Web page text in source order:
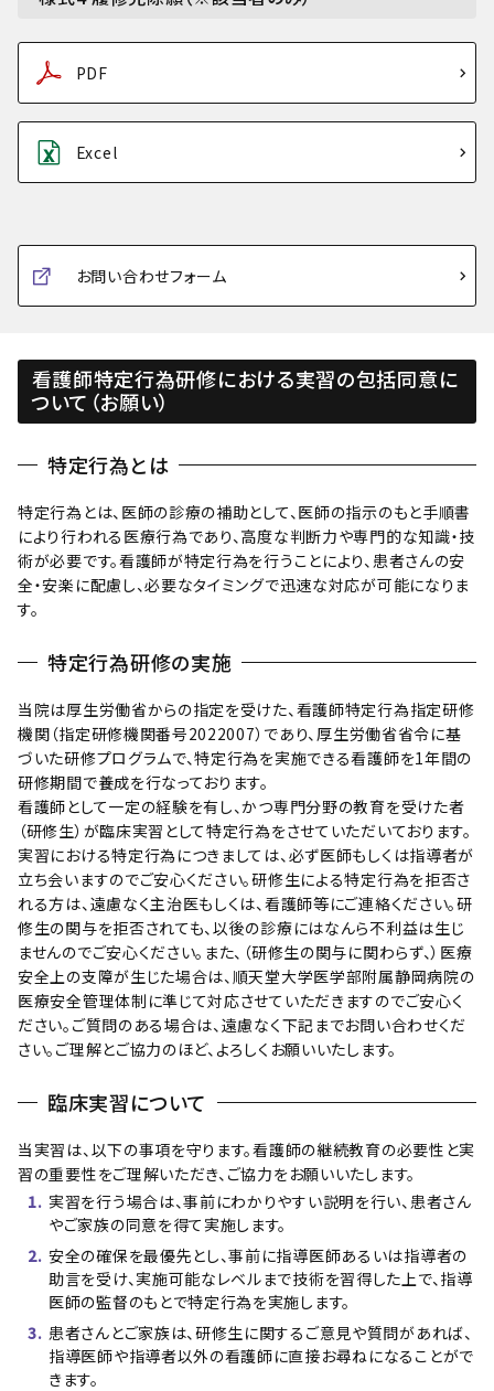
PDF
Excel
お問い合わせフォーム
看護師特定行為研修における実習の包括同意に
ついて（お願い）
特定行為とは
特定行為とは、医師の診療の補助として、医師の指示のもと手順書
により行われる医療行為であり、高度な判断力や専門的な知識・技
術が必要です。看護師が特定行為を行うことにより、患者さんの安
全・安楽に配慮し、必要なタイミングで迅速な対応が可能になりま
す。
特定行為研修の実施
当院は厚生労働省からの指定を受けた、看護師特定行為指定研修
機関（指定研修機関番号2022007）であり、厚生労働省省令に基
づいた研修プログラムで、特定行為を実施できる看護師を1年間の
研修期間で養成を行なっております。
看護師として一定の経験を有し、かつ専門分野の教育を受けた者
（研修生）が臨床実習として特定行為をさせていただいております。
実習における特定行為につきましては、必ず医師もしくは指導者が
立ち会いますのでご安心ください。研修生による特定行為を拒否さ
れる方は、遠慮なく主治医もしくは、看護師等にご連絡ください。研
修生の関与を拒否されても、以後の診療にはなんら不利益は生じ
ませんのでご安心ください。また、（研修生の関与に関わらず、）医療
安全上の支障が生じた場合は、順天堂大学医学部附属静岡病院の
医療安全管理体制に準じて対応させていただきますのでご安心く
ださい。ご質問のある場合は、遠慮なく下記までお問い合わせくだ
さい。ご理解とご協力のほど、よろしくお願いいたします。
臨床実習について
当実習は、以下の事項を守ります。看護師の継続教育の必要性と実
習の重要性をご理解いただき、ご協力をお願いいたします。
実習を行う場合は、事前にわかりやすい説明を行い、患者さん
やご家族の同意を得て実施します。
安全の確保を最優先とし、事前に指導医師あるいは指導者の
助言を受け、実施可能なレベルまで技術を習得した上で、指導
医師の監督のもとで特定行為を実施します。
患者さんとご家族は、研修生に関するご意見や質問があれば、
指導医師や指導者以外の看護師に直接お尋ねになることがで
きます。